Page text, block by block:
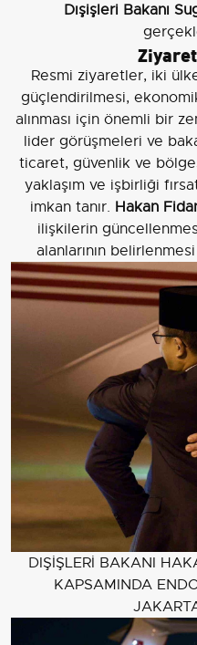
Dışişleri Bakanı
Resmi ziyaretler, iki
güçlendirilmesi,
alınması için önemli bir
lider görüşmeleri ve
ticaret, güvenlik ve
yaklaşım ve işbirliği
imkan tanır. Hakan
ilişkilerin
alanlarının
DIŞİŞLERİ BAKANI
KAPSAMINDA